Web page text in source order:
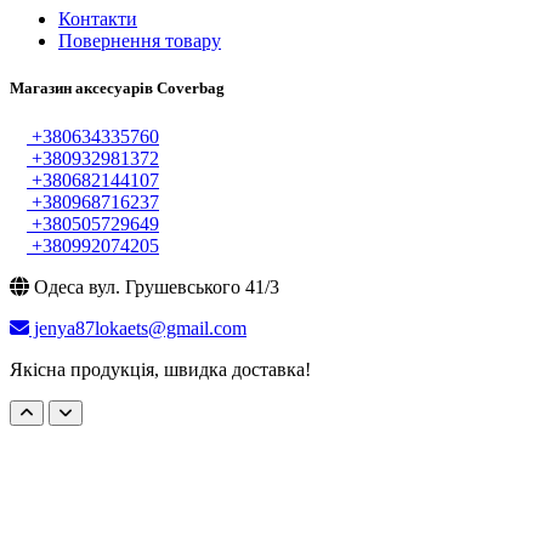
Контакти
Повернення товару
Магазин аксесуарів Coverbag
+380634335760
+380932981372
+380682144107
+380968716237
+380505729649
+380992074205
Одеса вул. Грушевського 41/3
jenya87lokaets@gmail.com
Якісна продукція, швидка доставка!